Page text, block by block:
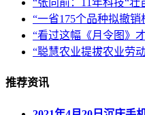
“张向前：11年科技“
“一省175个品种拟撤
“看过这幅《月令图》
“聪慧农业提拔农业劳
推荐资讯